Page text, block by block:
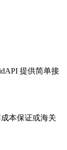
提供简单接
本保证或海关